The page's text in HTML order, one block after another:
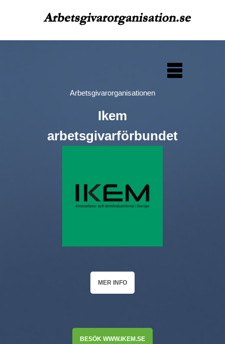
Arbetsgivarorganisationen
Ikem
arbetsgivarförbundet
MER INFO
BESÖK WWW.IKEM.SE